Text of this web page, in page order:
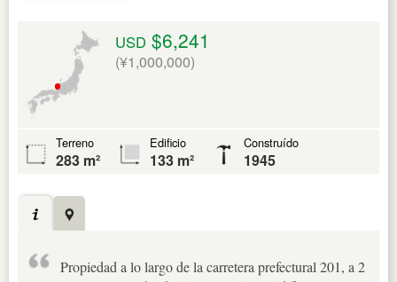
USD $6,241
(¥1,000,000)
Terreno
283 m²
Edificio
133 m²
Construído
1945
Propiedad a lo largo de la carretera prefectural 201, a 2